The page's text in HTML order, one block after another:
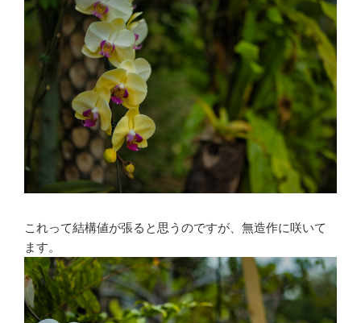
これって結構値が張ると思うのですが、無造作に咲いて
ます。